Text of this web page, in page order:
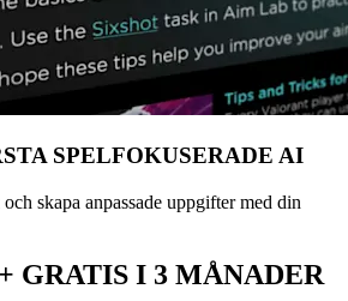
SPELFOKUSERADE AI
skapa anpassade uppgifter med din
GRATIS I 3 MÅNADER